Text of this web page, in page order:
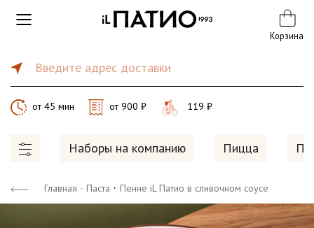
Корзина
Введите адрес доставки
от 45 мин от 900 ₽ 119 ₽
Наборы на компанию Пицца
Главная · Паста · Пенне iL Патио в сливочном соусе